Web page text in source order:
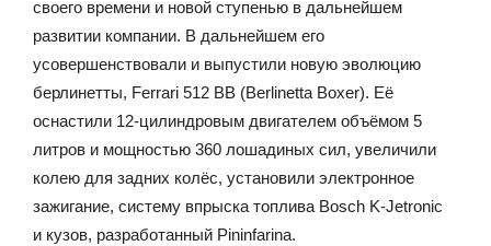
своего времени и новой ступенью в дальнейшем
развитии компании. В дальнейшем его
усовершенствовали и выпустили новую эволюцию
берлинетты, Ferrari 512 BB (Berlinetta Boxer). Её
оснастили 12-цилиндровым двигателем объёмом 5
литров и мощностью 360 лошадиных сил, увеличили
колею для задних колёс, установили электронное
зажигание, систему впрыска топлива Bosch K-Jetronic
и кузов, разработанный Pininfarina.